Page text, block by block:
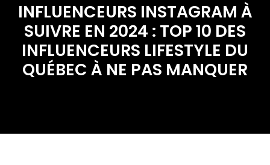
INFLUENCEURS INSTAGRAM À
SUIVRE EN 2024 : TOP 10 DES
INFLUENCEURS LIFESTYLE DU
QUÉBEC À NE PAS MANQUER